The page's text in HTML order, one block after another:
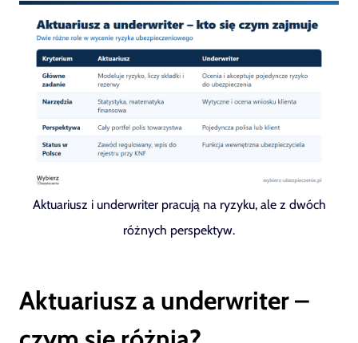
Aktuariusz i underwriter pracują na ryzyku, ale z dwóch
różnych perspektyw.
Aktuariusz a underwriter –